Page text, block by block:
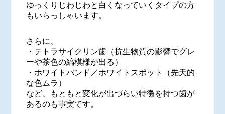
ゆっくりじわじわと白くなっていくタイプの方
もいらっしゃいます。
さらに、
・テトラサイクリン歯（抗生物質の影響でグレ
ーや茶色の縞模様が出る）
・ホワイトバンド／ホワイトスポット（先天的
な色ムラ）
など、もともと変化が出づらい特徴を持つ歯が
あるのも事実です。